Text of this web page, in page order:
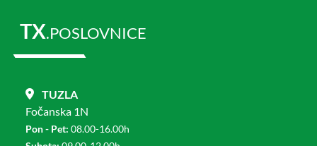
TX.POSLOVNICE
TUZLA
Fočanska 1N
Pon - Pet: 08.00-16.00h